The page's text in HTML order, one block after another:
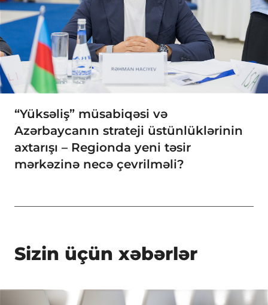
“Yüksəliş” müsabiqəsi və
Azərbaycanın strateji üstünlüklərinin
axtarışı – Regionda yeni təsir
mərkəzinə necə çevrilməli?
Sizin üçün xəbərlər